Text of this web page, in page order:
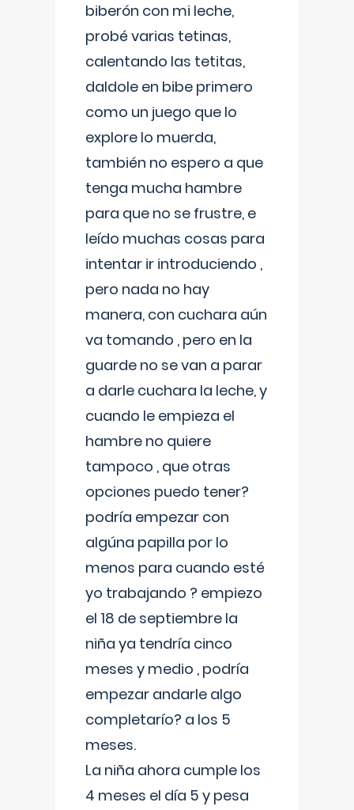
biberón con mi leche,
probé varias tetinas,
calentando las tetitas,
daldole en bibe primero
como un juego que lo
explore lo muerda,
también no espero a que
tenga mucha hambre
para que no se frustre, e
leído muchas cosas para
intentar ir introduciendo ,
pero nada no hay
manera, con cuchara aún
va tomando , pero en la
guarde no se van a parar
a darle cuchara la leche, y
cuando le empieza el
hambre no quiere
tampoco , que otras
opciones puedo tener?
podría empezar con
algúna papilla por lo
menos para cuando esté
yo trabajando ? empiezo
el 18 de septiembre la
niña ya tendría cinco
meses y medio , podría
empezar andarle algo
completarío? a los 5
meses.
La niña ahora cumple los
4 meses el día 5 y pesa